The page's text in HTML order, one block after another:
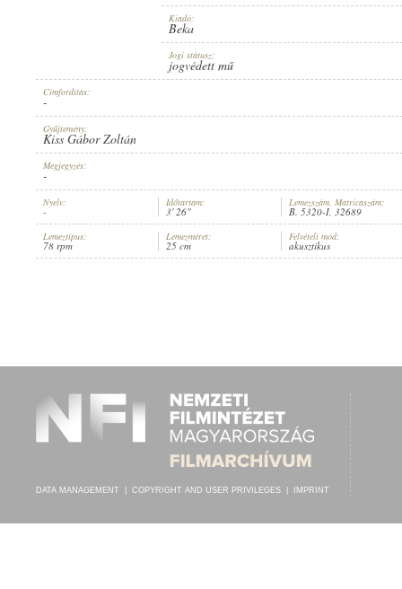
COMPOSER: HORATIO NICHOLLS
GENRE: FOXTROT
PUBLICATION: 1925 KÖRÜL
Kiadó:
Beka
Jogi státusz:
jogvédett mű
Címfordítás:
-
Gyűjtemény:
Kiss Gábor Zoltán
Megjegyzés:
-
Nyelv:
-
Időtartam:
3' 26"
Lemezszám, Matricaszám:
B. 5320-I, 32689
Lemeztípus:
78 rpm
Lemezméret:
25 cm
Felvételi mód:
akusztikus
DATA MANAGEMENT COPYRIGHT AND USER PRIVILEGES IMPRINT